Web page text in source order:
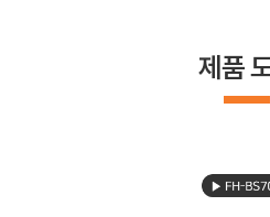
제품